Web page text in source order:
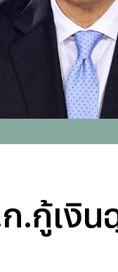
กู้เงิน